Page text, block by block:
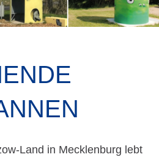
Land in Mecklenburg lebt